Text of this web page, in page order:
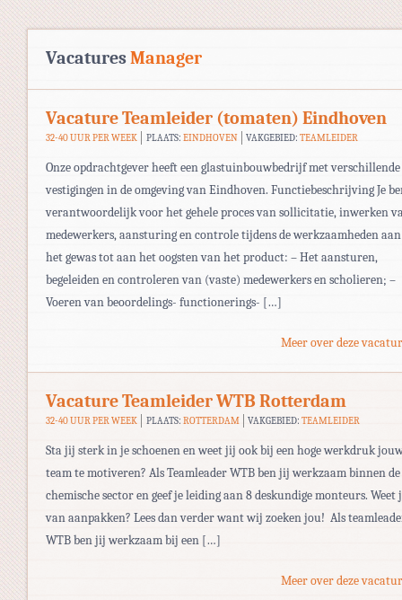
VacaturesManager
Vacature Teamleider (tomaten) Eindhoven
32-40 UUR PER WEEK PLAATS: EINDHOVEN VAKGEBIED:TEAMLEIDER
Onze opdrachtgever heeft een glastuinbouwbedrijf met verschillende
vestigingen in de omgeving van Eindhoven. Functiebeschrijving Je
verantwoordelijk voor het gehele proces van sollicitatie, inwerken
medewerkers, aansturing en controle tijdens de werkzaamheden aan
het gewas tot aan het oogsten van het product: – Het aansturen,
begeleiden en controleren van (vaste) medewerkers en scholieren; –
Voeren van beoordelings- functionerings- […]
Meer over deze
Vacature Teamleider WTB Rotterdam
32-40 UUR PER WEEK PLAATS: ROTTERDAM VAKGEBIED:TEAMLEIDER
Sta jij sterk in je schoenen en weet jij ook bij een hoge werkdruk
team te motiveren? Als Teamleader WTB ben jij werkzaam binnen de
chemische sector en geef je leiding aan 8 deskundige monteurs. Weet
van aanpakken? Lees dan verder want wij zoeken jou! Als
WTB ben jij werkzaam bij een […]
Meer over deze